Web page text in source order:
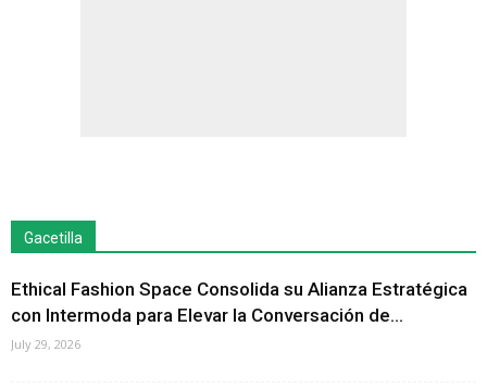
Gacetilla
Ethical Fashion Space Consolida su Alianza Estratégica
con Intermoda para Elevar la Conversación de...
July 29, 2026